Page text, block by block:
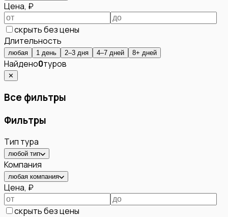
Цена, ₽
скрыть без цены
Длительность
любая 1 день 2–3 дня 4–7 дней 8+ дней
Найдено0туров
✕
Все фильтры
Фильтры
Тип тура
любой тип
Компания
любая компания
Цена, ₽
скрыть без цены